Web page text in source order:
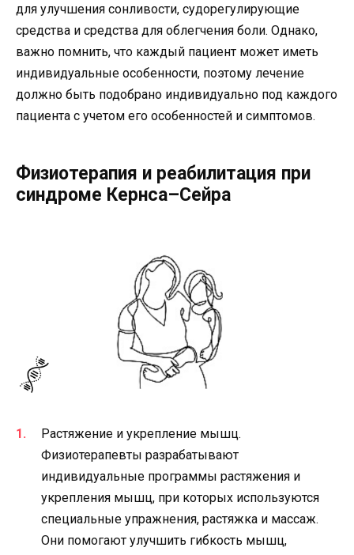
для улучшения сонливости, судорегулирующие
средства и средства для облегчения боли. Однако,
важно помнить, что каждый пациент может иметь
индивидуальные особенности, поэтому лечение
должно быть подобрано индивидуально под каждого
пациента с учетом его особенностей и симптомов.
Физиотерапия и реабилитация при
синдроме Кернса–Сейра
Растяжение и укрепление мышц.
Физиотерапевты разрабатывают
индивидуальные программы растяжения и
укрепления мышц, при которых используются
специальные упражнения, растяжка и массаж.
Они помогают улучшить гибкость мышц,